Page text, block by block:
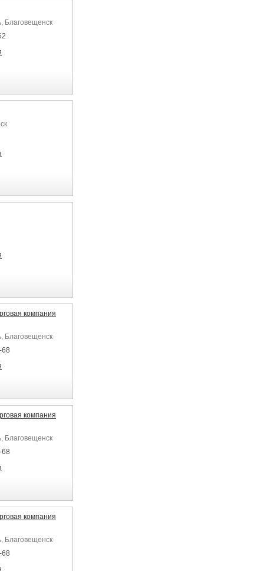
Благовещенск
компания
Благовещенск
68
компания
Благовещенск
68
компания
Благовещенск
68